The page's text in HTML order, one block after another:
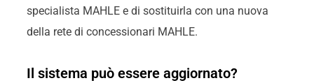
specialista MAHLE e di sostituirla con una nuova
della rete di concessionari MAHLE.
Il sistema può essere aggiornato?